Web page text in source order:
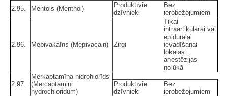
2.95.
Mentols (Menthol)
Produktīvie
dzīvnieki
Bez
ierobežojumiem
2.96. Mepivakaīns (Mepivacain) Zirgi
Tikai
intraartikulārai vai
epidurālai
ievadīšanai
lokālās
anestēzijas
nolūkā
2.97.
Merkaptamīna hidrohlorīds
(Mercaptamini
hydrochloridum)
Produktīvie
dzīvnieki
Bez
ierobežojumiem